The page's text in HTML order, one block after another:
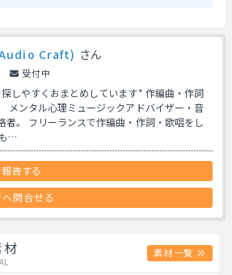
Craft) さん
受付中
しやすくおまとめしています* 作編曲・作詞
メンタル心理ミュージックアドバイザー・音
者。 フリーランスで作編曲・作詞・歌唱をし
…
告する
問合せる
素材一覧